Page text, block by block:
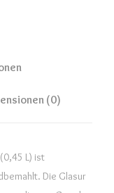
(0)
L) ist
Die Glasur